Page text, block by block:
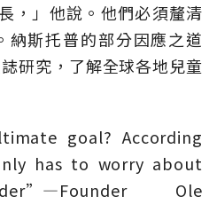
，」他說。他們必須釐清
納斯托普的部分因應之道
研究，了解全球各地兒童
goal? According
has to worry about
Ole